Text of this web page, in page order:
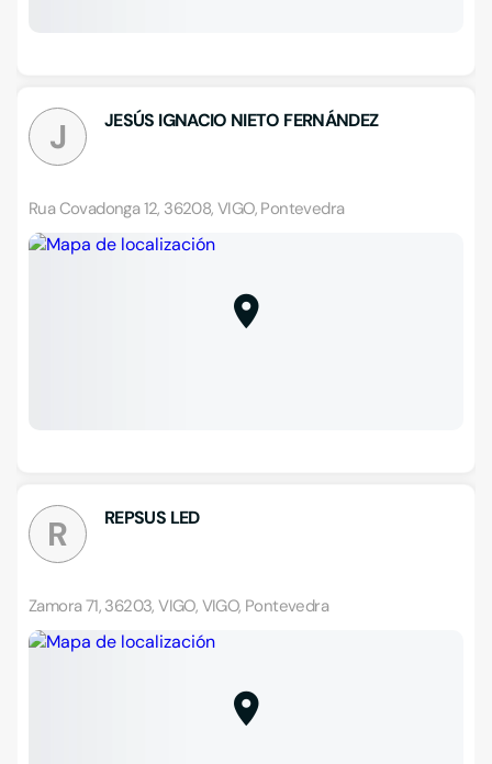
J JESÚS IGNACIO NIETO FERNÁNDEZ
Rua Covadonga 12, 36208, VIGO, Pontevedra
R REPSUS LED
Zamora 71, 36203, VIGO, VIGO, Pontevedra